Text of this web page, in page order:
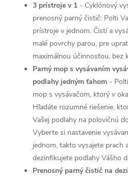
3 prístroje v 1 - Cyklónový
prenosný parný čistič: Polti
prístroje v jednom. Čistí a
malé povrchy parou, pre
maximálnou účinnosťou, bez
Parný mop s vysávaním
podlahy jedným ťahom -
mop s vysávačom, ktorý v
Hľadáte rozumné riešenie,
Vašej podlahy na polovičnú
Vyberte si nastavenie
jednom, takto vysajete prach
dezinfikujete podlahy Vášho
Prenosný parný čistič na